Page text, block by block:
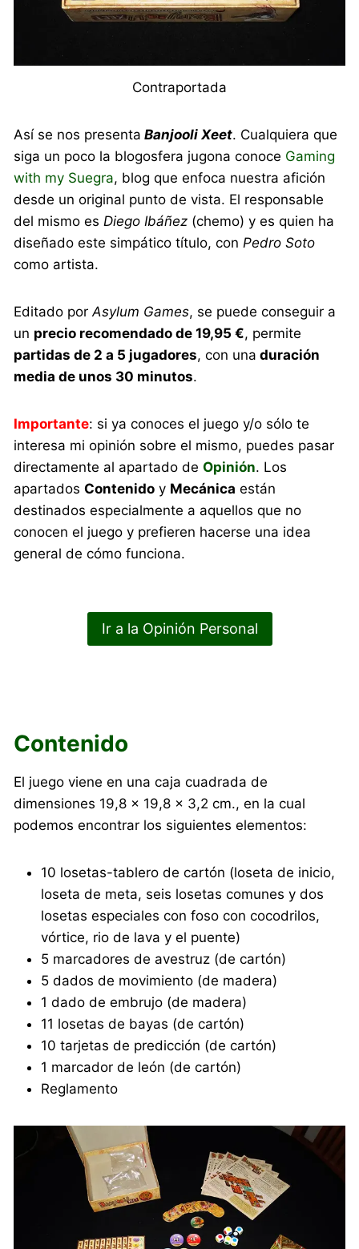
Contraportada
Así se nos presenta Banjooli Xeet. Cualquiera que
siga un poco la blogosfera jugona conoce Gaming
with my Suegra, blog que enfoca nuestra afición
desde un original punto de vista. El responsable
del mismo es Diego Ibáñez (chemo) y es quien ha
diseñado este simpático título, con Pedro Soto
como artista.
Editado porAsylum Games, se puede conseguir a
un precio recomendado de 19,95 €, permite
partidas de 2 a 5 jugadores, con una duración
media de unos 30 minutos.
Importante: si ya conoces el juego y/o sólo te
interesa mi opinión sobre el mismo, puedes pasar
directamente al apartado deOpinión. Los
apartadosContenido y Mecánica están
destinados especialmente a aquellos que no
conocen el juego y prefieren hacerse una idea
general de cómo funciona.
Ir a la Opinión Personal
Contenido
El juego viene en una caja cuadrada de
dimensiones 19,8 x 19,8 x 3,2 cm., en la cual
podemos encontrar los siguientes elementos:
10 losetas-tablero de cartón (loseta de inicio,
loseta de meta, seis losetas comunes y dos
losetas especiales con foso con cocodrilos,
vórtice, rio de lava y el puente)
5 marcadores de avestruz (de cartón)
5 dados de movimiento (de madera)
1 dado de embrujo (de madera)
11 losetas de bayas (de cartón)
10 tarjetas de predicción (de cartón)
1 marcador de león (de cartón)
Reglamento